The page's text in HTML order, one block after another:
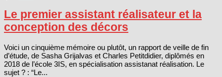
Le premier assistant réalisateur et la
conception des décors
Voici un cinquième mémoire ou plutôt, un rapport de veille de fin
d’étude, de Sasha Grijalvas et Charles Petitdidier, diplômés en
2018 de l’école 3IS, en spécialisation assistanat réalisation. Le
sujet ? : “Le...